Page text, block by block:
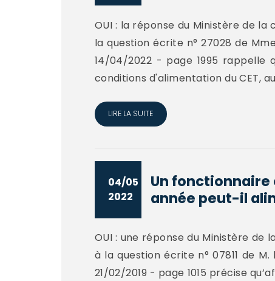
OUI : la réponse du Ministère de
la question écrite n° 27028 de
14/04/2022 - page 1995 rappelle
conditions d'alimentation du CET,
LIRE LA SUITE
04/05
2022
Un fonctionnaire
année peut-il
OUI : une réponse du Ministère
à la question écrite n° 07811 de
21/02/2019 - page 1015 précise